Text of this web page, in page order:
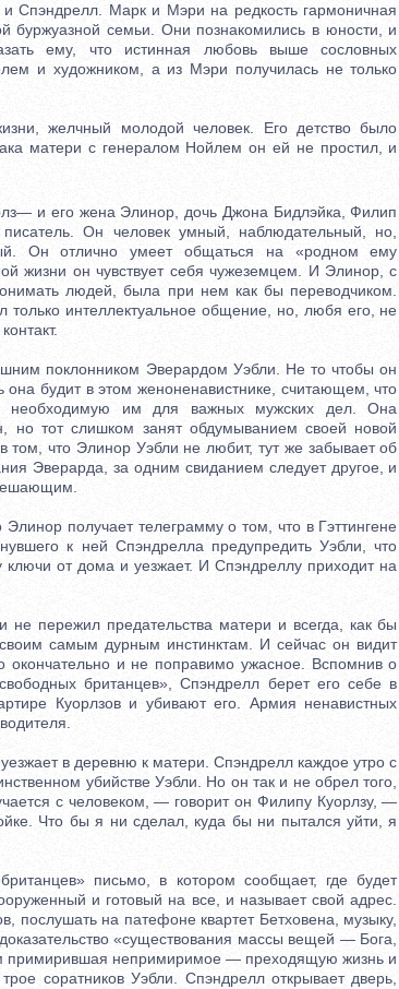
Марк и Мэри на редкость гармоничная
семьи. Они познакомились в юности, и
ему, что истинная любовь выше сословных
и художником, а из Мэри получилась не только
желчный молодой человек. Его детство было
матери с генералом Нойлем он ей не простил, и
и его жена Элинор, дочь Джона Бидлэйка, Филип
Он человек умный, наблюдательный, но,
Он отлично умеет общаться на «родном ему
жизни он чувствует себя чужеземцем. И Элинор, с
людей, была при нем как бы переводчиком.
только интеллектуальное общение, но, любя его, не
поклонником Эверардом Уэбли. Не то чтобы он
она будит в этом женоненавистнике, считающем, что
им для важных мужских дел. Она
но тот слишком занят обдумыванием своей новой
том, что Элинор Уэбли не любит, тут же забывает об
Эверарда, за одним свиданием следует другое, и
получает телеграмму о том, что в Гэттингене
к ней Спэндрелла предупредить Уэбли, что
ключи от дома и уезжает. И Спэндреллу приходит на
пережил предательства матери и всегда, как бы
самым дурным инстинктам. И сейчас он видит
окончательно и не поправимо ужасное. Вспомнив о
британцев», Спэндрелл берет его себе в
Куорлзов и убивают его. Армия ненавистных
в деревню к матери. Спэндрелл каждое утро с
убийстве Уэбли. Но он так и не обрел того,
с человеком, — говорит он Филипу Куорлзу, —
Что бы я ни сделал, куда бы ни пытался уйти, я
письмо, в котором сообщает, где будет
и готовый на все, и называет свой адрес.
послушать на патефоне квартет Бетховена, музыку,
«существования массы вещей — Бога,
примирившая непримиримое — преходящую жизнь и
соратников Уэбли. Спэндрелл открывает дверь,